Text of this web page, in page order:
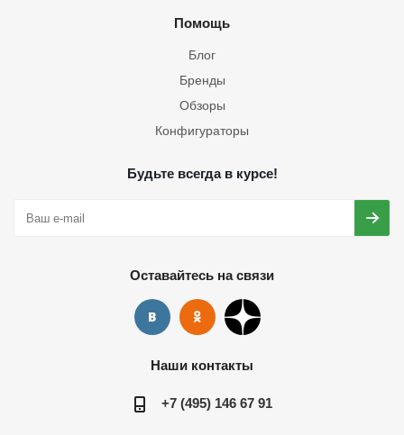
Помощь
Блог
Бренды
Обзоры
Конфигураторы
Будьте всегда в курсе!
Оставайтесь на связи
Наши контакты
+7 (495) 146 67 91